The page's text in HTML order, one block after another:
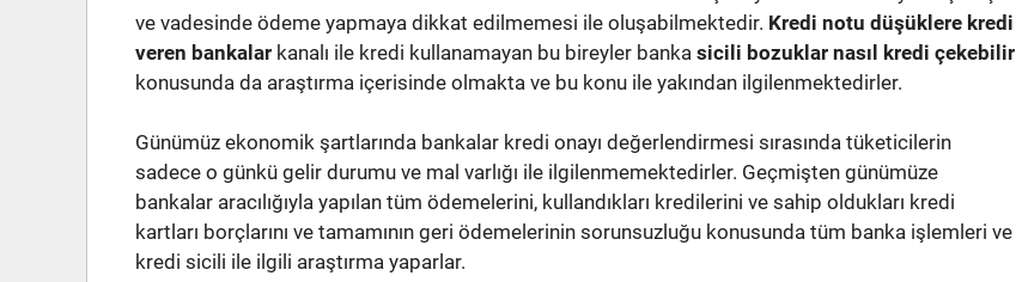
ve vadesinde ödeme yapmaya dikkat edilmemesi ile oluşabilmektedir. Kredi notu düşüklere kredi
veren bankalar kanalı ile kredi kullanamayan bu bireyler banka sicili bozuklar nasıl kredi çekebilir
konusunda da araştırma içerisinde olmakta ve bu konu ile yakından ilgilenmektedirler.
Günümüz ekonomik şartlarında bankalar kredi onayı değerlendirmesi sırasında tüketicilerin
sadece o günkü gelir durumu ve mal varlığı ile ilgilenmemektedirler. Geçmişten günümüze
bankalar aracılığıyla yapılan tüm ödemelerini, kullandıkları kredilerini ve sahip oldukları kredi
kartları borçlarını ve tamamının geri ödemelerinin sorunsuzluğu konusunda tüm banka işlemleri ve
kredi sicili ile ilgili araştırma yaparlar.